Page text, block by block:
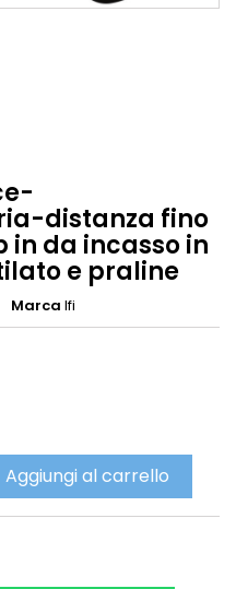
distanza fino
in da incasso in
e praline
Marca Ifi
Aggiungi al carrello